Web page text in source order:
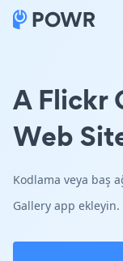
A Flickr
Web
Kodlama veya baş
Gallery app ekleyin.